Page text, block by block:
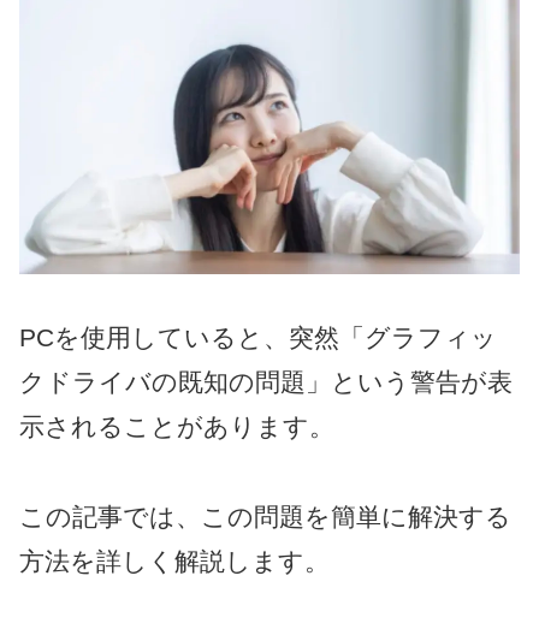
PCを使用していると、突然「グラフィッ
クドライバの既知の問題」という警告が表
示されることがあります。
この記事では、この問題を簡単に解決する
方法を詳しく解説します。